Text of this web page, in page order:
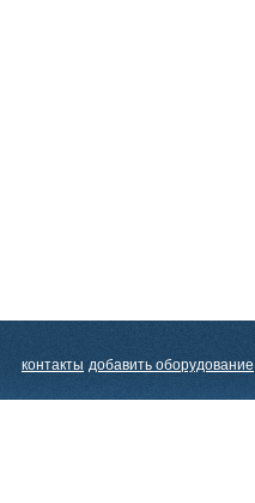
контакты добавить оборудование